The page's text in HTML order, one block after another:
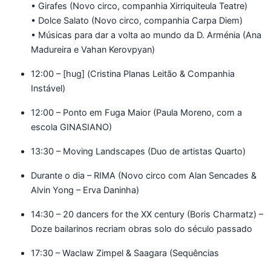
• Girafes (Novo circo, companhia Xirriquiteula Teatre)
• Dolce Salato (Novo circo, companhia Carpa Diem)
• Músicas para dar a volta ao mundo da D. Arménia (Ana
Madureira e Vahan Kerovpyan)
12:00 – [hug] (Cristina Planas Leitão & Companhia
Instável)
12:00 – Ponto em Fuga Maior (Paula Moreno, com a
escola GINASIANO)
13:30 – Moving Landscapes (Duo de artistas Quarto)
Durante o dia – RIMA (Novo circo com Alan Sencades &
Alvin Yong – Erva Daninha)
14:30 – 20 dancers for the XX century (Boris Charmatz) –
Doze bailarinos recriam obras solo do século passado
17:30 – Waclaw Zimpel & Saagara (Sequências